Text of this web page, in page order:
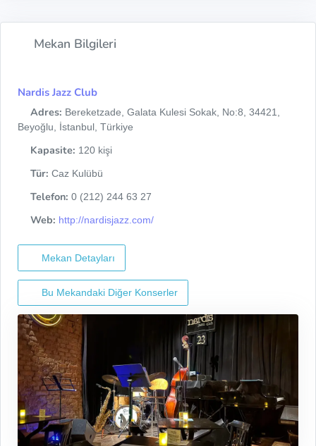
Mekan Bilgileri
Nardis Jazz Club
Adres: Bereketzade, Galata Kulesi Sokak, No:8, 34421,
Beyoğlu, İstanbul, Türkiye
Kapasite: 120 kişi
Tür: Caz Kulübü
Telefon: 0 (212) 244 63 27
Web: http://nardisjazz.com/
Mekan Detayları
Bu Mekandaki Diğer Konserler